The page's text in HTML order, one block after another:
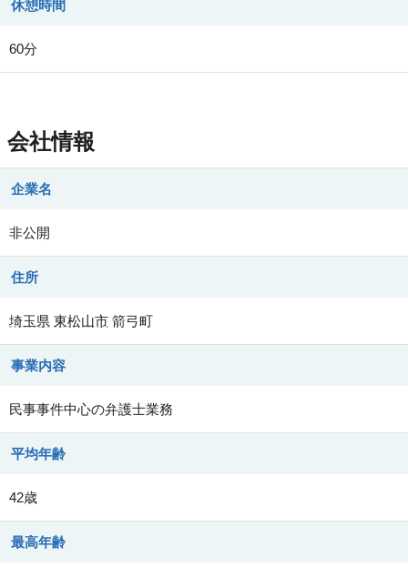
休憩時間
60分
会社情報
企業名
非公開
住所
埼玉県 東松山市 箭弓町
事業内容
民事事件中心の弁護士業務
平均年齢
42歳
最高年齢